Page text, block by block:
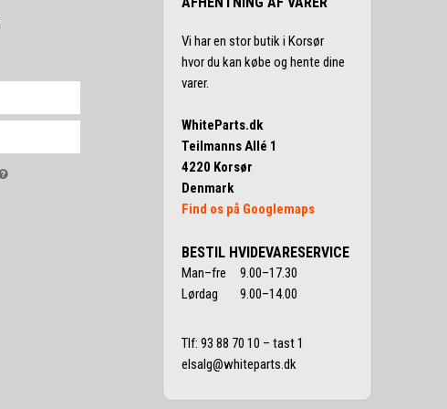
Vi har en stor butik i Korsør
hvor du kan købe og hente dine
varer.
WhiteParts.dk
Teilmanns Allé 1
4220 Korsør
Denmark
Find os på Googlemaps
BESTIL HVIDEVARESERVICE
Man–fre 9.00–17.30
Lørdag 9.00–14.00
Tlf: 93 88 70 10 – tast 1
elsalg@whiteparts.dk